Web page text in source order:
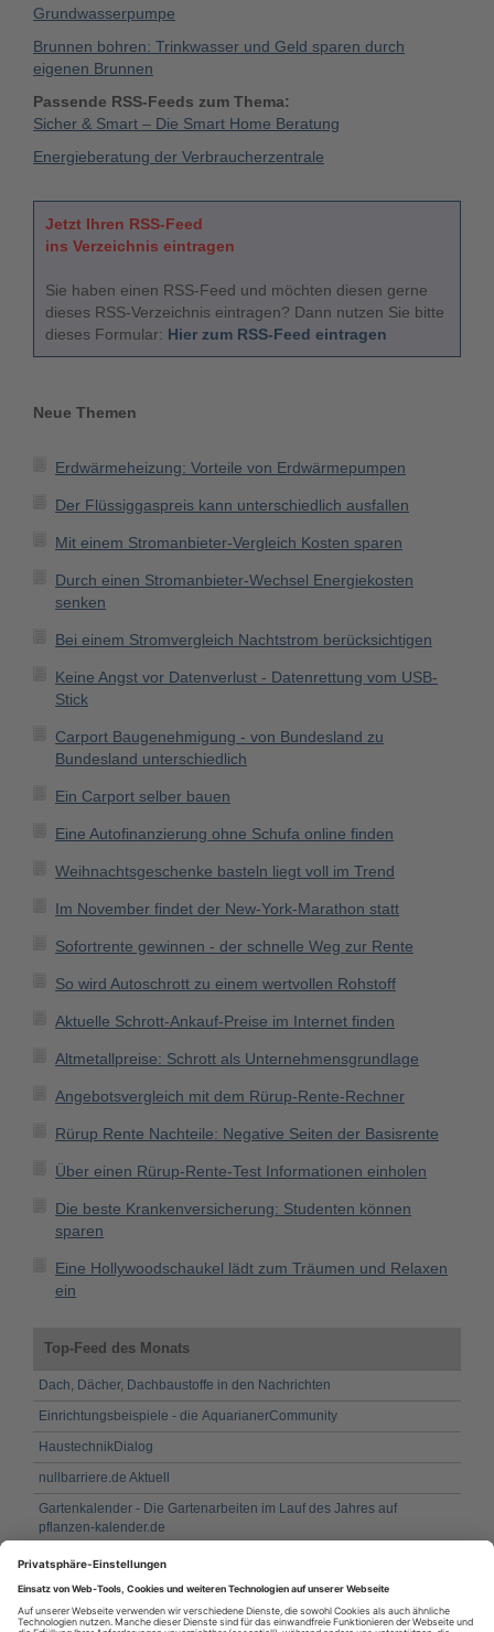
Grundwasserpumpe
Brunnen bohren: Trinkwasser und Geld sparen durch
eigenen Brunnen
Passende RSS-Feeds zum Thema:
Sicher & Smart – Die Smart Home Beratung
Energieberatung der Verbraucherzentrale
Jetzt Ihren RSS-Feed
ins Verzeichnis eintragen
Sie haben einen RSS-Feed und möchten diesen gerne
dieses RSS-Verzeichnis eintragen? Dann nutzen Sie bitte
dieses Formular: Hier zum RSS-Feed eintragen
Neue Themen
Erdwärmeheizung: Vorteile von Erdwärmepumpen
Der Flüssiggaspreis kann unterschiedlich ausfallen
Mit einem Stromanbieter-Vergleich Kosten sparen
Durch einen Stromanbieter-Wechsel Energiekosten
senken
Bei einem Stromvergleich Nachtstrom berücksichtigen
Keine Angst vor Datenverlust - Datenrettung vom USB-
Stick
Carport Baugenehmigung - von Bundesland zu
Bundesland unterschiedlich
Ein Carport selber bauen
Eine Autofinanzierung ohne Schufa online finden
Weihnachtsgeschenke basteln liegt voll im Trend
Im November findet der New-York-Marathon statt
Sofortrente gewinnen - der schnelle Weg zur Rente
So wird Autoschrott zu einem wertvollen Rohstoff
Aktuelle Schrott-Ankauf-Preise im Internet finden
Altmetallpreise: Schrott als Unternehmensgrundlage
Angebotsvergleich mit dem Rürup-Rente-Rechner
Rürup Rente Nachteile: Negative Seiten der Basisrente
Über einen Rürup-Rente-Test Informationen einholen
Die beste Krankenversicherung: Studenten können
sparen
Eine Hollywoodschaukel lädt zum Träumen und Relaxen
ein
Top-Feed des Monats
Dach, Dächer, Dachbaustoffe in den Nachrichten
Einrichtungsbeispiele - die AquarianerCommunity
HaustechnikDialog
nullbarriere.de Aktuell
Gartenkalender - Die Gartenarbeiten im Lauf des Jahres auf
pflanzen-kalender.de
Fassadenbau / Gebäudehülle in den Nachrichten
Fenster und Fensterbau in den Nachrichten
Gartentipps.com